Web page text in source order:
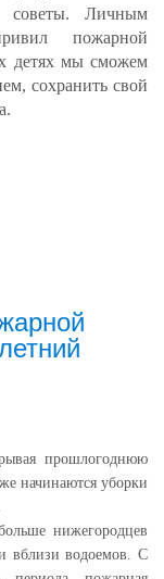
советы. Личным
пожарной
детях мы сможем
сохранить свой
прошлогоднюю
начинаются уборки
нижегородцев
вблизи водоемов. С